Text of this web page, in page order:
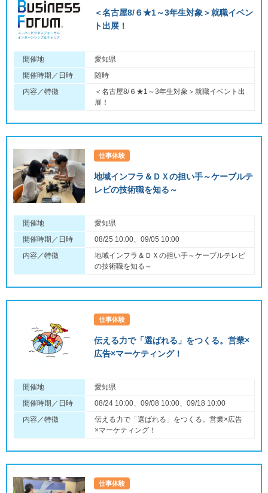
＜名古屋8/６★1～3年生対象＞就職イベン
ト出展！
開催地
愛知県
開催時期／日時
随時
内容／特徴
＜名古屋8/６★1～3年生対象＞就職イベント出
展！
仕事体験
地域インフラ＆ＤＸの担い手～ケーブルテ
レビの技術職を知る～
開催地
愛知県
開催時期／日時
08/25 10:00、09/05 10:00
内容／特徴
地域インフラ＆ＤＸの担い手～ケーブルテレビ
の技術職を知る～
仕事体験
伝える力で「選ばれる」をつくる。営業×
広告×マーケティング！
開催地
愛知県
開催時期／日時
08/24 10:00、09/08 10:00、09/18 10:00
内容／特徴
伝える力で「選ばれる」をつくる。営業×広告
×マーケティング！
仕事体験